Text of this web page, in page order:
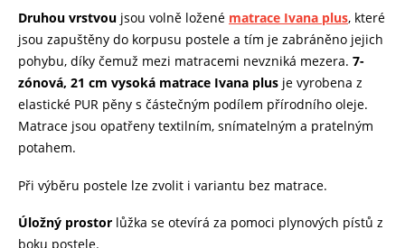
Druhou vrstvou jsou volně ložené matrace Ivana plus, které
jsou zapuštěny do korpusu postele a tím je zabráněno jejich
pohybu, díky čemuž mezi matracemi nevzniká mezera. 7-
zónová, 21 cm vysoká matrace Ivana plus je vyrobena z
elastické PUR pěny s částečným podílem přírodního oleje.
Matrace jsou opatřeny textilním, snímatelným a pratelným
potahem.
Při výběru postele lze zvolit i variantu bez matrace.
Úložný prostor lůžka se otevírá za pomoci plynových pístů z
boku postele.